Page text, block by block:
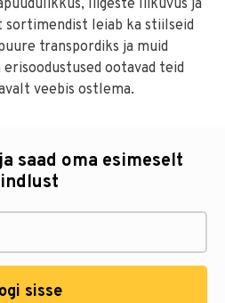
liigeste liikuvus ja
sortimendist leiab ka stiilseid
transpordiks ja muid
ootavad teid
veebis ostlema.
saad oma esimeselt
sisse